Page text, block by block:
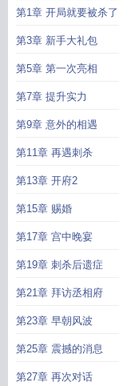
第1章 开局就要被杀了
第3章 新手大礼包
第5章 第一次亮相
第7章 提升实力
第9章 意外的相遇
第11章 再遇刺杀
第13章 开府2
第15章 赐婚
第17章 宫中晚宴
第19章 刺杀后遗症
第21章 拜访丞相府
第23章 早朝风波
第25章 震撼的消息
第27章 再次对话